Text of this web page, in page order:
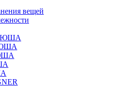
вещей